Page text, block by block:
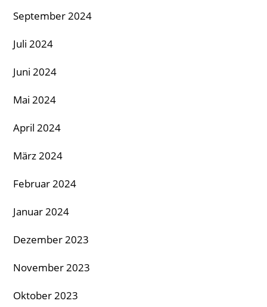
September 2024
Juli 2024
Juni 2024
Mai 2024
April 2024
März 2024
Februar 2024
Januar 2024
Dezember 2023
November 2023
Oktober 2023